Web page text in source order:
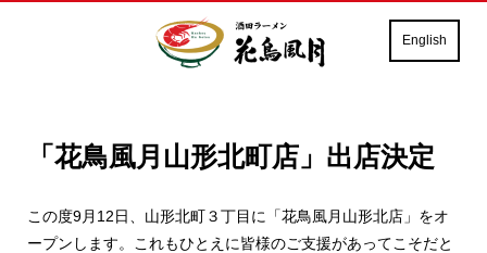
English
「花鳥風月山形北町店」出店決定
この度9月12日、山形北町３丁目に「花鳥風月山形北店」をオ
ープンします。これもひとえに皆様のご支援があってこそだと